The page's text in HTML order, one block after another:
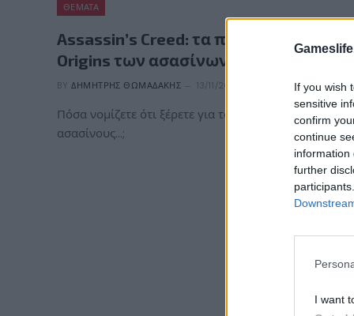
If you wish
sensitive
confirm
continue
information
further
I want
ΘΈΜΑΤΑ
Assassin’s Creed: τα πραγματικά…
Origins των ασασίνων!
BY ΔΗΜΉΤΡΗΣ ΘΩΜΑΔΆΚΗΣ 13/11/2017
Πόσα νομίζετε ότι ξέρετε για τους αληθινούς
ασασίνους…;